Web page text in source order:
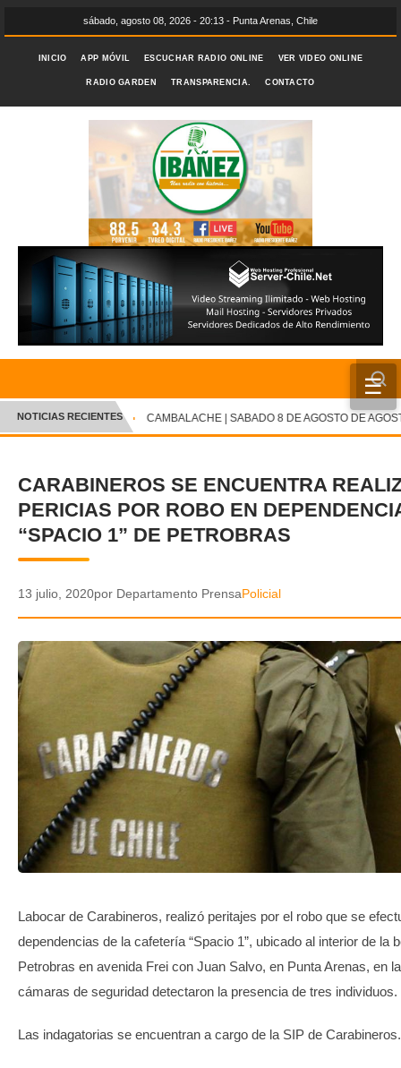
sábado, agosto 08, 2026 - 20:13 - Punta Arenas, Chile
INICIO APP MÓVIL ESCUCHAR RADIO ONLINE VER VIDEO ONLINE
RADIO GARDEN TRANSPARENCIA. CONTACTO
☰
INICIO
CRÓNICA
DEPORTES
ENTRETENIMIENTO Y CULTURA
AUDIOS
GALERIA DE FOTOS
APP MÓVIL
TRANSPARENCIA
✕
NOTICIAS RECIENTES CAMBALACHE | SABADO 8 DE AGOSTO DE
CARABINEROS SE ENCUENTRA
PERICIAS POR ROBO EN
“SPACIO 1” DE PETROBRAS
13 julio, 2020por Departamento PrensaPolicial
Labocar de Carabineros, realizó peritajes por el robo que se
dependencias de la cafetería “Spacio 1”, ubicado al interior de la
Petrobras en avenida Frei con Juan Salvo, en Punta Arenas, en
cámaras de seguridad detectaron la presencia de tres individuos.
Las indagatorias se encuentran a cargo de la SIP de Carabineros.